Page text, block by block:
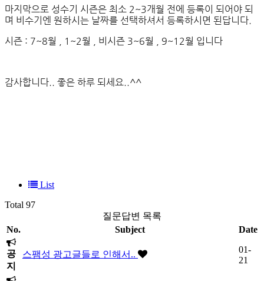
마지막으로 성수기 시즌은 최소 2~3개월 전에 등록이 되어야 되
며 비수기엔 원하시는 날짜를 선택하셔서 등록하시면 된답니다.
시즌 : 7~8월 , 1~2월 , 비시즌 3~6월 , 9~12월 입니다
감사합니다.. 좋은 하루 되세요..^^
List
Total 97
질문답변 목록
No.
Subject Date
공
지
스팸성 광고글들로 인해서..
01-
21